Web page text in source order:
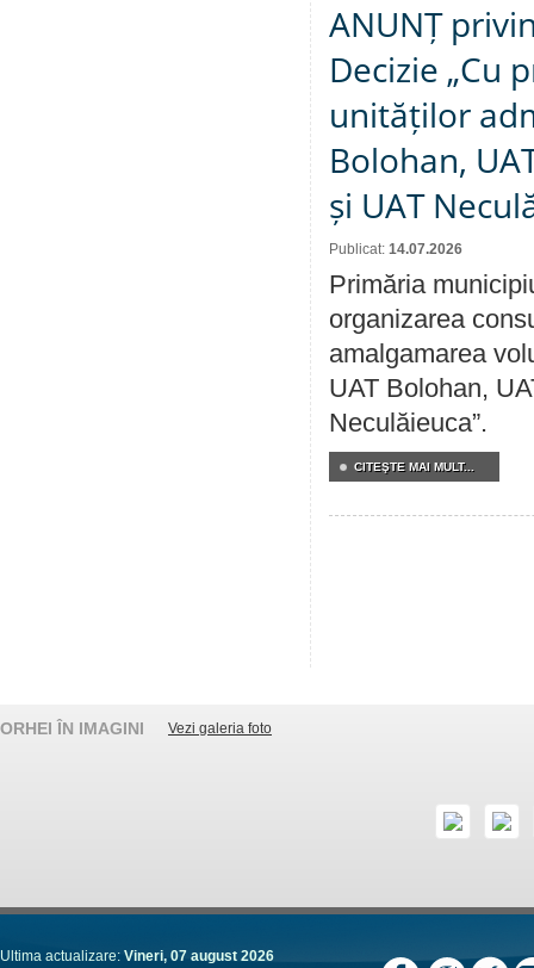
ANUNȚ
Decizie „Cu
unităților
Bolohan,
și UAT
Publicat: 14.07.2026
Primăria
organizarea
amalgamarea
UAT Bolohan,
Neculăieuca”.
CITEŞTE MAI MULT...
ORHEI ÎN IMAGINI Vezi galeria foto
Ultima actualizare: Vineri, 07 august 2026